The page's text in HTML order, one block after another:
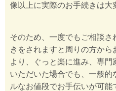
像以上に実際のお手続きは大
そのため、一度でもご相談
きをされますと周りの方か
より、ぐっと楽に進み、専
いただいた場合でも、一般
ルなお値段でお手伝いが可